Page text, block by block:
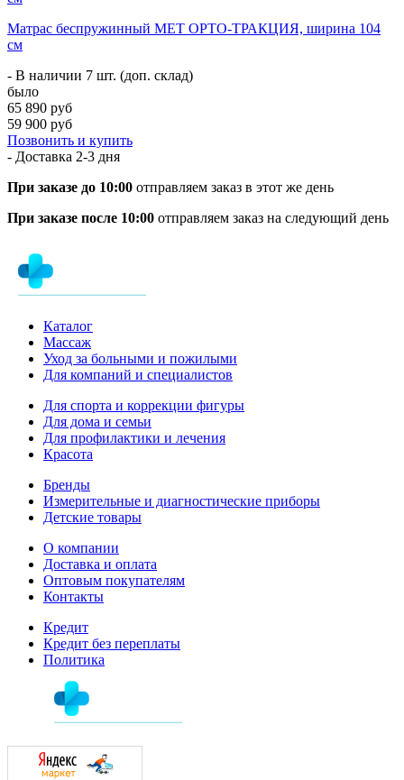
Матрас беспружинный МЕТ ОРТО-ТРАКЦИЯ, ширина 104
см
- В наличии 7 шт. (доп. склад)
было
65 890 руб
59 900 руб
Позвонить и купить
- Доставка 2-3 дня
При заказе до 10:00 отправляем заказ в этот же день
При заказе после 10:00 отправляем заказ на следующий день
Каталог
Массаж
Уход за больными и пожилыми
Для компаний и специалистов
Для спорта и коррекции фигуры
Для дома и семьи
Для профилактики и лечения
Красота
Бренды
Измерительные и диагностические приборы
Детские товары
О компании
Доставка и оплата
Оптовым покупателям
Контакты
Кредит
Кредит без переплаты
Политика